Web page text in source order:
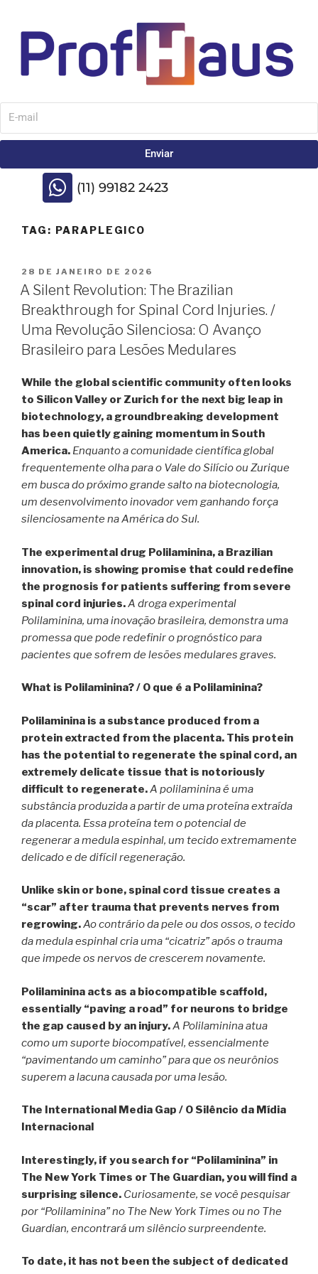
Enviar
(11) 99182 2423
TAG: PARAPLEGICO
28 DE JANEIRO DE 2026
A Silent Revolution: The Brazilian
Breakthrough for Spinal Cord Injuries. /
Uma Revolução Silenciosa: O Avanço
Brasileiro para Lesões Medulares
While the global scientific community often looks
to Silicon Valley or Zurich for the next big leap in
biotechnology, a groundbreaking development
has been quietly gaining momentum in South
America. Enquanto a comunidade científica global
frequentemente olha para o Vale do Silício ou Zurique
em busca do próximo grande salto na biotecnologia,
um desenvolvimento inovador vem ganhando força
silenciosamente na América do Sul.
The experimental drug Polilaminina, a Brazilian
innovation, is showing promise that could redefine
the prognosis for patients suffering from severe
spinal cord injuries.A droga experimental
Polilaminina, uma inovação brasileira, demonstra uma
promessa que pode redefinir o prognóstico para
pacientes que sofrem de lesões medulares graves.
What is Polilaminina? / O que é a Polilaminina?
Polilaminina is a substance produced from a
protein extracted from the placenta. This protein
has the potential to regenerate the spinal cord, an
extremely delicate tissue that is notoriously
difficult to regenerate.A polilaminina é uma
substância produzida a partir de uma proteína extraída
da placenta. Essa proteína tem o potencial de
regenerar a medula espinhal, um tecido extremamente
delicado e de difícil regeneração.
Unlike skin or bone, spinal cord tissue creates a
“scar” after trauma that prevents nerves from
regrowing.Ao contrário da pele ou dos ossos, o tecido
da medula espinhal cria uma “cicatriz” após o trauma
que impede os nervos de crescerem novamente.
Polilaminina acts as a biocompatible scaffold,
essentially “paving a road” for neurons to bridge
the gap caused by an injury.A Polilaminina atua
como um suporte biocompatível, essencialmente
“pavimentando um caminho” para que os neurônios
superem a lacuna causada por uma lesão.
The International Media Gap / O Silêncio da Mídia
Internacional
Interestingly, if you search for “Polilaminina” in
The New York Times or The Guardian, you will find a
surprising silence. Curiosamente, se você pesquisar
por “Polilaminina” no The New York Times ou no The
Guardian, encontrará um silêncio surpreendente.
To date, it has not been the subject of dedicated